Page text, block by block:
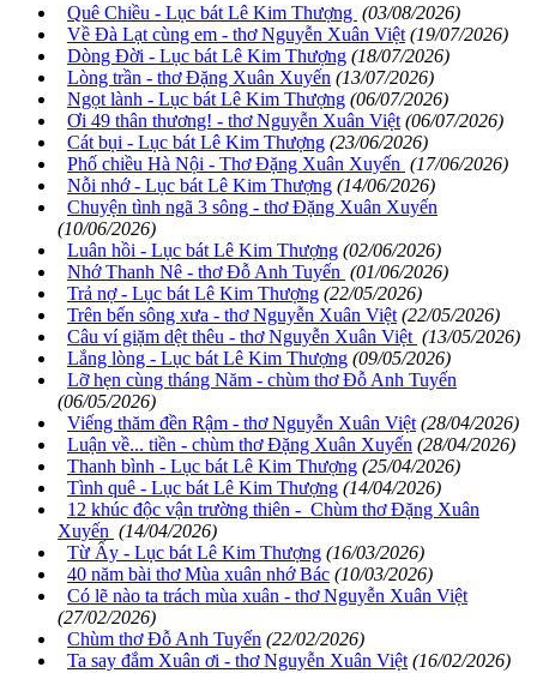
Quê Chiều - Lục bát Lê Kim Thượng (03/08/2026)
Về Đà Lạt cùng em - thơ Nguyễn Xuân Việt (19/07/2026)
Dòng Đời - Lục bát Lê Kim Thượng (18/07/2026)
Lòng trần - thơ Đặng Xuân Xuyến (13/07/2026)
Ngọt lành - Lục bát Lê Kim Thượng (06/07/2026)
Ơi 49 thân thương! - thơ Nguyễn Xuân Việt (06/07/2026)
Cát bụi - Lục bát Lê Kim Thượng (23/06/2026)
Phố chiều Hà Nội - Thơ Đặng Xuân Xuyến (17/06/2026)
Nỗi nhớ - Lục bát Lê Kim Thượng (14/06/2026)
Chuyện tình ngã 3 sông - thơ Đặng Xuân Xuyến
(10/06/2026)
Luân hồi - Lục bát Lê Kim Thượng (02/06/2026)
Nhớ Thanh Nê - thơ Đỗ Anh Tuyến (01/06/2026)
Trả nợ - Lục bát Lê Kim Thượng (22/05/2026)
Trên bến sông xưa - thơ Nguyễn Xuân Việt (22/05/2026)
Câu ví giặm dệt thêu - thơ Nguyễn Xuân Việt (13/05/2026)
Lắng lòng - Lục bát Lê Kim Thượng (09/05/2026)
Lỡ hẹn cùng tháng Năm - chùm thơ Đỗ Anh Tuyến
(06/05/2026)
Viếng thăm đền Rậm - thơ Nguyễn Xuân Việt (28/04/2026)
Luận về... tiền - chùm thơ Đặng Xuân Xuyến (28/04/2026)
Thanh bình - Lục bát Lê Kim Thượng (25/04/2026)
Tình quê - Lục bát Lê Kim Thượng (14/04/2026)
12 khúc độc vận trường thiên - Chùm thơ Đặng Xuân
Xuyến (14/04/2026)
Từ Ấy - Lục bát Lê Kim Thượng (16/03/2026)
40 năm bài thơ Mùa xuân nhớ Bác (10/03/2026)
Có lẽ nào ta trách mùa xuân - thơ Nguyễn Xuân Việt
(27/02/2026)
Chùm thơ Đỗ Anh Tuyến (22/02/2026)
Ta say đắm Xuân ơi - thơ Nguyễn Xuân Việt (16/02/2026)